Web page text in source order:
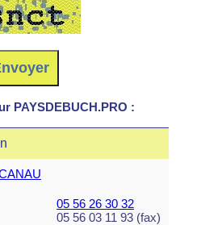
PAYSDEBUCH.PRO :
05 56 26 30 32
05 56 03 11 93 (fax)